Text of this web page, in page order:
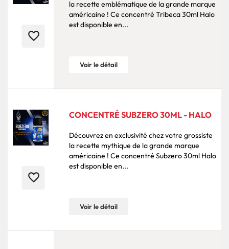
favorite_border
la recette emblématique de la grande marque
américaine ! Ce concentré Tribeca 30ml Halo
est disponible en...
Voir le détail
favorite_border
CONCENTRÉ SUBZERO 30ML - HALO
Découvrez en exclusivité chez votre grossiste
la recette mythique de la grande marque
américaine ! Ce concentré Subzero 30ml Halo
est disponible en...
Voir le détail